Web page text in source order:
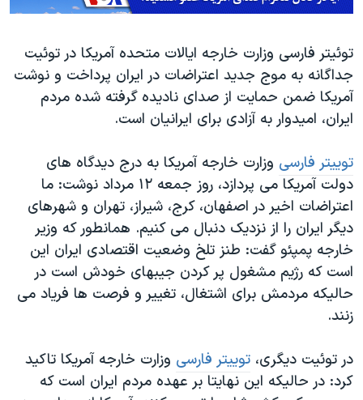
توئیتر فارسی وزارت خارجه ایالات متحده آمریکا در توئیت
جداگانه به موج جدید اعتراضات در ایران پرداخت و نوشت
آمریکا ضمن حمایت از صدای نادیده گرفته شده مردم
ایران، امیدوار به آزادی برای ایرانیان است.
توییتر فارسی وزارت خارجه آمریکا به درج دیدگاه های
دولت آمریکا می پردازد، روز جمعه ۱۲ مرداد نوشت: ما
اعتراضات اخیر در اصفهان، کرج، شیراز، تهران و شهرهای
دیگر ایران را از نزدیک دنبال می کنیم. همانطور که وزیر
خارجه پمپئو گفت: طنز تلخ وضعیت اقتصادی ایران این
است که رژیم مشغول پر کردن جیبهای خودش است در
حالیکه مردمش برای اشتغال، تغییر و فرصت ها فریاد می
زنند.
در توئیت دیگری، توییتر فارسی وزارت خارجه آمریکا تاکید
کرد: در حالیکه این نهایتا بر عهده مردم ایران است که